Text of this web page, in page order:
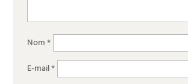
Nom*
E-mail*